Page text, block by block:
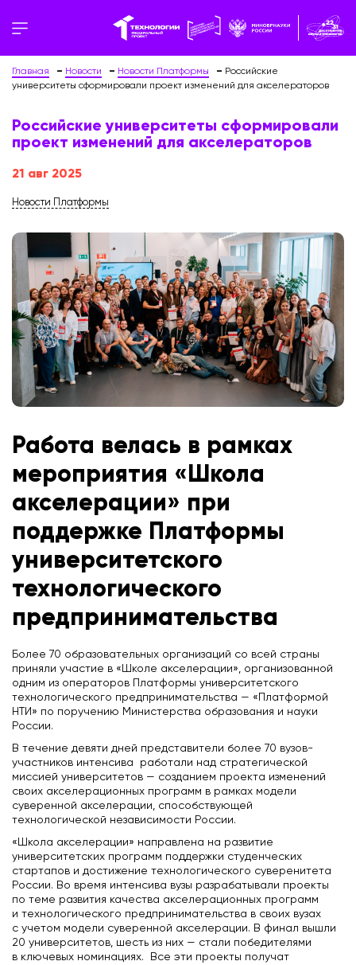
Главная Новости Новости Платформы
Российские
университеты сформировали проект изменений для акселераторов
Российские университеты сформировали
проект изменений для акселераторов
21 авг 2025
Новости Платформы
Работа велась в рамках
мероприятия «Школа
акселерации» при
поддержке Платформы
университетского
технологического
предпринимательства
Более 70 образовательных организаций со всей страны
приняли участие в «Школе акселерации», организованной
одним из операторов Платформы университетского
технологического предпринимательства — «Платформой
НТИ» по поручению Министерства образования и науки
России.
В течение девяти дней представители более 70 вузов-
участников интенсива работали над стратегической
миссией университетов — созданием проекта изменений
своих акселерационных программ в рамках модели
суверенной акселерации, способствующей
технологической независимости России.
«Школа акселерации» направлена на развитие
университетских программ поддержки студенческих
стартапов и достижение технологического суверенитета
России. Во время интенсива вузы разрабатывали проекты
по теме развития качества акселерационных программ
и технологического предпринимательства в своих вузах
с учетом модели суверенной акселерации. В финал вышли
20 университетов, шесть из них — стали победителями
в ключевых номинациях. Все эти проекты получат